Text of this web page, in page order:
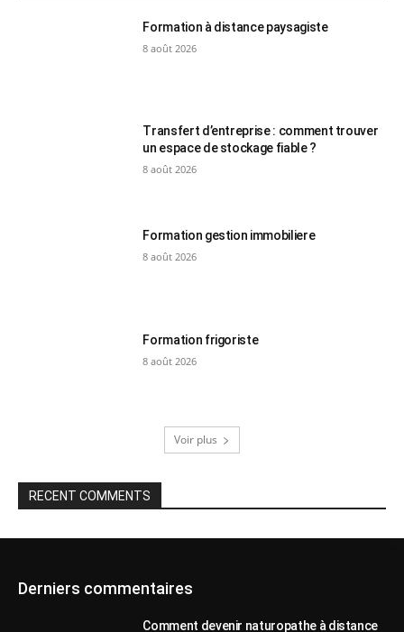
Formation à distance paysagiste
8 août 2026
Transfert d’entreprise : comment trouver
un espace de stockage fiable ?
8 août 2026
Formation gestion immobiliere
8 août 2026
Formation frigoriste
8 août 2026
Voir plus
RECENT COMMENTS
Derniers commentaires
Comment devenir naturopathe à distance